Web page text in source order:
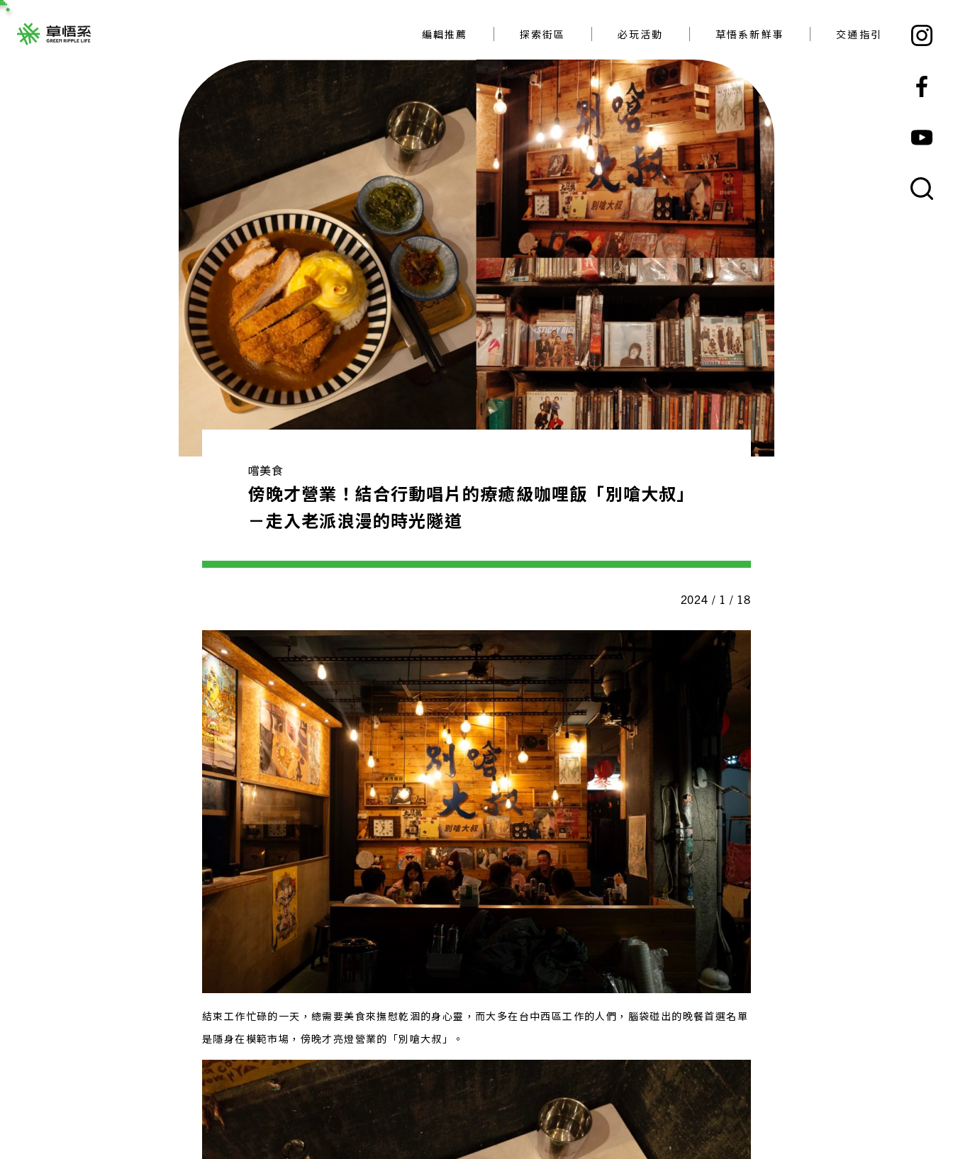
編輯推薦 探索街區 必玩活動 草悟系新鮮事 交通指引
嚐美食
傍晚才營業！結合行動唱片的療癒級咖哩飯「別嗆大叔」
－走入老派浪漫的時光隧道
2024 / 1 / 18
結束工作忙碌的一天，總需要美食來撫慰乾涸的身心靈，而大多在台中西區工作的人們，腦袋碰出的晚餐首選名單
是隱身在模範市場，傍晚才亮燈營業的「別嗆大叔」。